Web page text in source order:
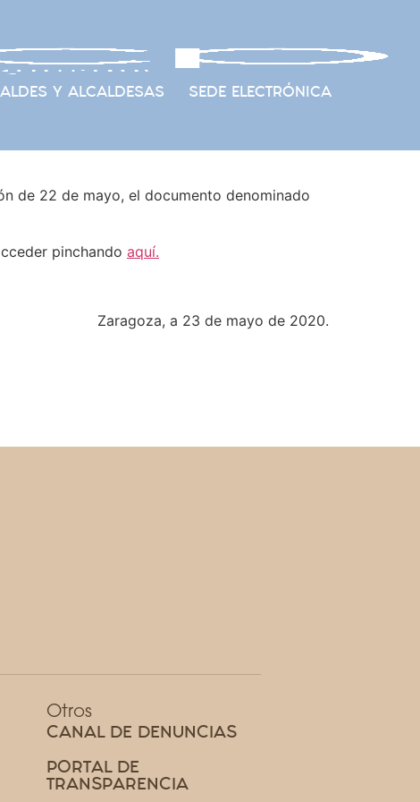
Y ALCALDESAS SEDE ELECTRÓNICA
de 22 de mayo, el documento denominado
pinchando aquí.
Zaragoza, a 23 de mayo de 2020.
Otros
CANAL DE DENUNCIAS
PORTAL DE
TRANSPARENCIA